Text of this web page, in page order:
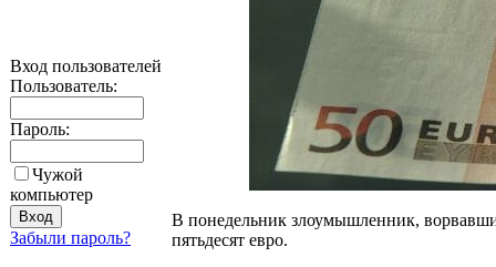
Вход пользователей
Пользователь:
Пароль:
Чужой
компьютер
Забыли пароль?
В понедельник злоумышленник,
пятьдесят евро.